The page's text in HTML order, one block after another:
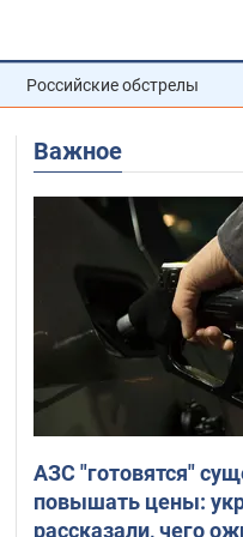
Российские обстрелы
Важное
АЗС "готовятся"
повышать цены:
рассказали, чего